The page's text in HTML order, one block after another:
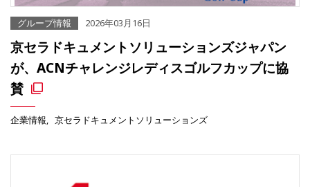
グループ情報 2026年03月16日
京セラドキュメントソリューションズジャパン
が、ACNチャレンジレディスゴルフカップに協
賛
企業情報 京セラドキュメントソリューションズ